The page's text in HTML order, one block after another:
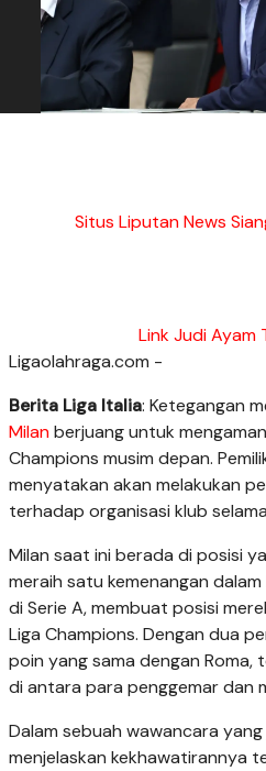
Situs Liputan News
Link Judi Ayam
Ligaolahraga.com -
Berita Liga Italia: Ketegangan
Milanberjuang untuk
Champions musim depan.
menyatakan akan melakukan
terhadap organisasi klub
Milan saat ini berada di posisi
meraih satu kemenangan
di Serie A, membuat posisi
Liga Champions. Dengan dua
poin yang sama dengan Roma,
di antara para penggemar dan
Dalam sebuah wawancara
menjelaskan kekhawatirannya